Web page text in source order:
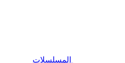
المسلسلات